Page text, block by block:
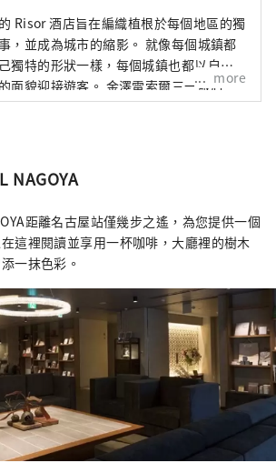
Risor 酒店旨在編織植根於每個地區的獨
，並成為城市的縮影。 就像每個城鎮都
獨特的形狀一樣，每個城鎮也都以自己
接遊客。 金澤雷索爾三一飯店 ～
個城鎮才能享受到的時光～ 金澤是北
禦堂。 戰國時代，在大小枝氏的統治
藝、表演藝術等傳統文化得到了發展。
雷索爾三一酒店旨在傳達金澤獨特的魅
的建立旨在成為文化傳承和城市發展的
Resol
Kanazawa) 提供與傳統和文化的獨特連
在金澤雷索爾三一飯店 (Hotel Resol
Kanazawa) 體驗充滿加賀百萬石藩邸輝
名古屋雷索爾酒店 ～可以穿西
飯店～ 這家以「西裝和運動鞋」
的都市美式飯店， 整棟建築中瀰漫著爵
的味道，這是一種全國獨有的音樂文化。
張和放鬆之間創造了完美的平衡。 空間
注重細節，從材料到家具、物品和配
就像一個“成年人的聚會場所”，邀請
more
NAGOYA
距離名古屋站僅幾步之遙，為您提供一個
這裡閱讀並享用一杯咖啡，大廳裡的樹木
一抹色彩。